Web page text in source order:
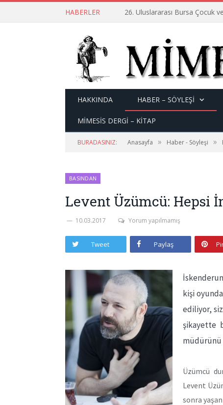
HABERLER 26. Uluslararası Bursa Çocuk
HAKKINDA HABER – SÖYLEŞI
MİMESİS DERGİ – KİTAP
BURADASINIZ: Anasayfa » Haber - Söyleşi »
BASINDAN
Levent Üzümcü: Hepsi
10.03.2017 Yorum yapılmamış
Tweet Paylaş
kişi
ediliyor,
şikayette
müdürünü
Üzümcü
Levent
sonra